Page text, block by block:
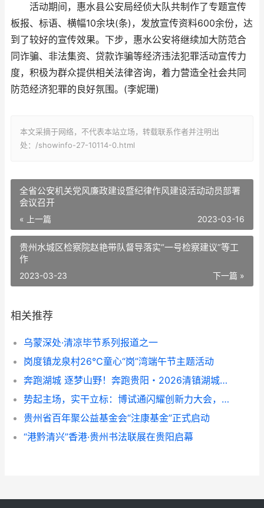
活动期间，惠水县公安局经侦大队共制作了专题宣传
板报、标语、横幅10余块(条)，发放宣传资料600余份，达
到了较好的宣传效果。下步，惠水公安将继续加大防范合
同诈骗、非法集资、贷款诈骗等经济违法犯罪活动宣传力
度，积极为群众提供相关法律咨询，着力营造全社会共同
防范经济犯罪的良好氛围。(李妮珊)
本文采摘于网络，不代表本站立场，转载联系作者并注明出
处：/showinfo-27-10114-0.html
全省公安机关党风廉政建设暨纪律作风建设活动动员部署
会议召开
« 上一篇 2023-03-16
贵州水城区检察院赵艳带队督导落实“一号检察建议”等工
作
下一篇 »
2023-03-23
相关推荐
乌蒙深处·清凉毕节系列报道之一
岗度镇龙泉村26℃童心“岗”湾端午节主题活动
奔跑湖城 逐梦山野！奔跑贵阳・2026清镇湖城亚高原越野赛成功举办
势起主场，实干立标：博试通闪耀创新力大会，从山东主场迈向行业标杆
贵州省百年聚公益基金会“注康基金”正式启动
“港黔清兴”香港·贵州书法联展在贵阳启幕